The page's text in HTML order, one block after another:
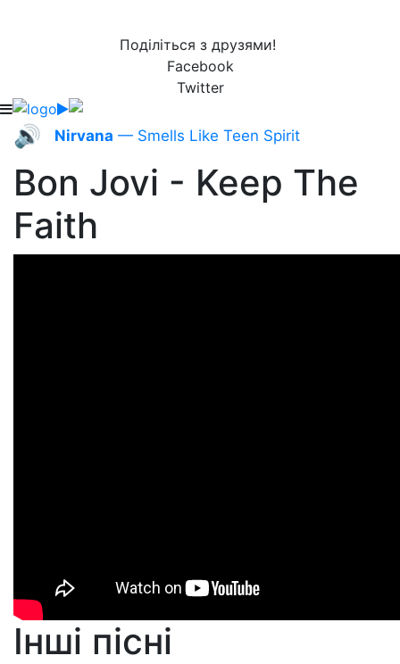
Поділіться з друзями!
Facebook
Twitter
🔊 Nirvana — Smells Like Teen Spirit
Bon Jovi - Keep The
Faith
Інші пісні